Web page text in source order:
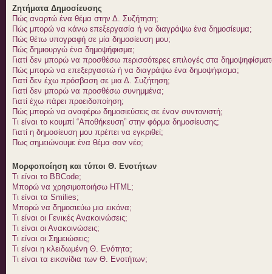
Ζητήματα Δημοσίευσης
Πώς αναρτώ ένα θέμα στην Δ. Συζήτηση;
Πώς μπορώ να κάνω επεξεργασία ή να διαγράψω ένα δημοσίευμα;
Πώς θέτω υπογραφή σε μία δημοσίευση μου;
Πώς δημιουργώ ένα δημοψήφισμα;
Γιατί δεν μπορώ να προσθέσω περισσότερες επιλογές στα
Πώς μπορώ να επεξεργαστώ ή να διαγράψω ένα δημοψήφισμα;
Γιατί δεν έχω πρόσβαση σε μια Δ. Συζήτηση;
Γιατί δεν μπορώ να προσθέσω συνημμένα;
Γιατί έχω πάρει προειδοποίηση;
Πώς μπορώ να αναφέρω δημοσιεύσεις σε έναν συντονιστή;
Τι είναι το κουμπί “Αποθήκευση” στην φόρμα δημοσίευσης;
Γιατί η δημοσίευση μου πρέπει να εγκριθεί;
Πως σημειώνουμε ένα θέμα σαν νέο;
Μορφοποίηση και τύποι Θ. Ενοτήτων
Τι είναι το BBCode;
Μπορώ να χρησιμοποιήσω HTML;
Τι είναι τα Smilies;
Μπορώ να δημοσιεύω μια εικόνα;
Τι είναι οι Γενικές Ανακοινώσεις;
Τι είναι οι Ανακοινώσεις;
Τι είναι οι Σημειώσεις;
Τι είναι η κλειδωμένη Θ. Ενότητα;
Τι είναι τα εικονίδια των Θ. Ενοτήτων;